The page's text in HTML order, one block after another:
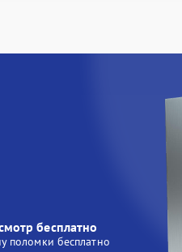
бесплатно
поломки бесплатно